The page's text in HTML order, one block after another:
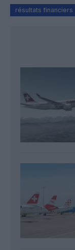
résultats financiers